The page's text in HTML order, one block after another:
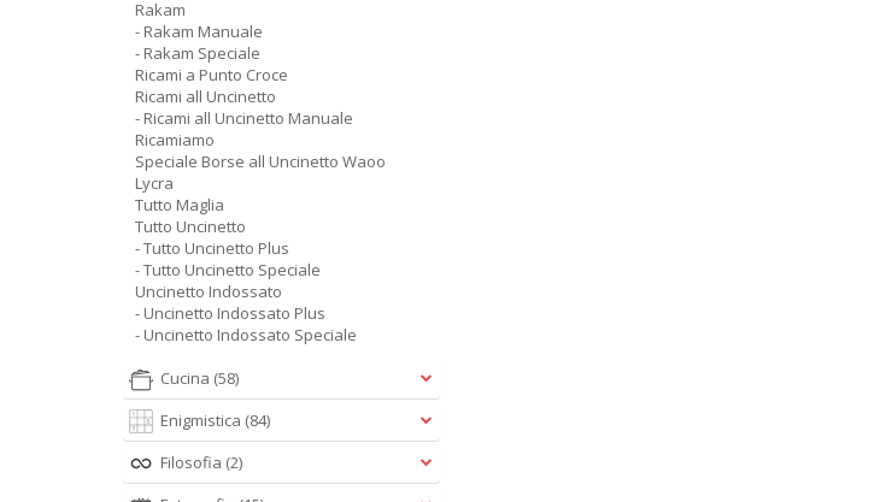
Rakam
- Rakam Manuale
- Rakam Speciale
Ricami a Punto Croce
Ricami all Uncinetto
- Ricami all Uncinetto Manuale
Ricamiamo
Speciale Borse all Uncinetto Waoo
Lycra
Tutto Maglia
Tutto Uncinetto
- Tutto Uncinetto Plus
- Tutto Uncinetto Speciale
Uncinetto Indossato
- Uncinetto Indossato Plus
- Uncinetto Indossato Speciale
Cucina (58)
Enigmistica (84)
Filosofia (2)